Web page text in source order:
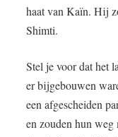
haat van Kaïn. Hij
Shimti.
Stel je voor dat het
er bijgebouwen
een afgescheiden
en zouden hun